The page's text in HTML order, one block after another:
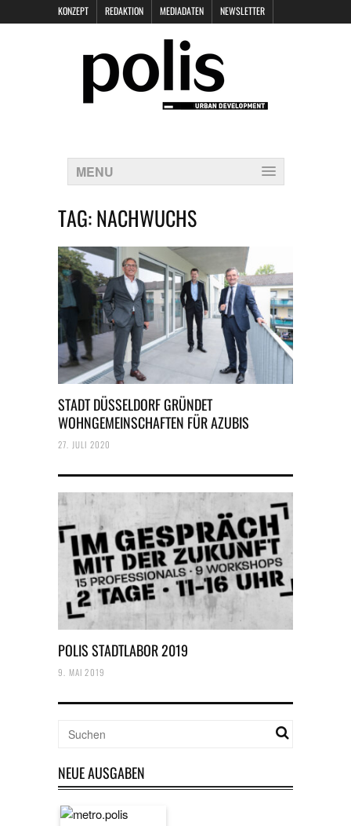
KONZEPT REDAKTION MEDIADATEN NEWSLETTER
DATENSCHUTZ
MENU
TAG:NACHWUCHS
STADT DÜSSELDORF GRÜNDET
WOHNGEMEINSCHAFTEN FÜR AZUBIS
27. JULI 2020
POLIS STADTLABOR 2019
9. MAI 2019
NEUE AUSGABEN